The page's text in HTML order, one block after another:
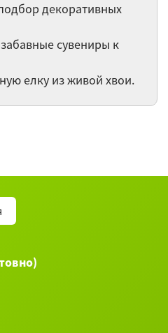
горшечными
категории Дизайн и
►
декоративных
сувениры к
елку из живой хвои.